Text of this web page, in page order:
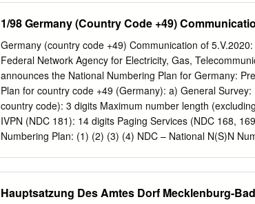
evaluation of the company, organises quality assess- of
helps to maintain the high quality standard of external
countries use EUROIMMUN products for the diagnosis
Immunology, autoimmune, infectious diseases and aller-
dedicated gies, and to perform genetic analyses. The to
cooperates company was founded 1987 from the Uni-
versity of Luebeck (Schleswig-Holstein, Ger- research
In the business year 2014, the group These
biology.
1/98 Germany (Country Code +49)
Germany (country code +49) Communication of
Federal Network Agency for Electricity, Gas,
announces the National Numbering Plan for Germany:
Plan for country code +49 (Germany): a) General
country code): 3 digits Maximum number length
IVPN (NDC 181): 14 digits Paging Services (NDC 168,
Numbering Plan: (1) (2) (3) (4) NDC – National N(S)N
European Services of Social Value 137 10 10 Mass-traffic
Hauptsatzung Des Amtes Dorf Mecklenburg-